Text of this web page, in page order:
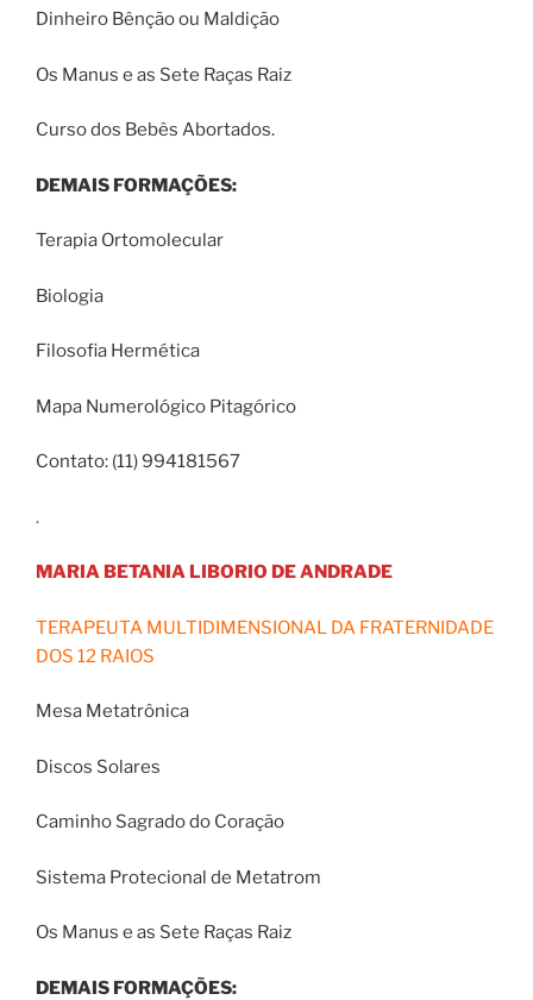
Dinheiro Bênção ou Maldição
Os Manus e as Sete Raças Raiz
Curso dos Bebês Abortados.
DEMAIS FORMAÇÕES:
Terapia Ortomolecular
Biologia
Filosofia Hermética
Mapa Numerológico Pitagórico
Contato: (11) 994181567
.
MARIA BETANIA LIBORIO DE ANDRADE
TERAPEUTA MULTIDIMENSIONAL DA FRATERNIDADE
DOS 12 RAIOS
Mesa Metatrônica
Discos Solares
Caminho Sagrado do Coração
Sistema Protecional de Metatrom
Os Manus e as Sete Raças Raiz
DEMAIS FORMAÇÕES: